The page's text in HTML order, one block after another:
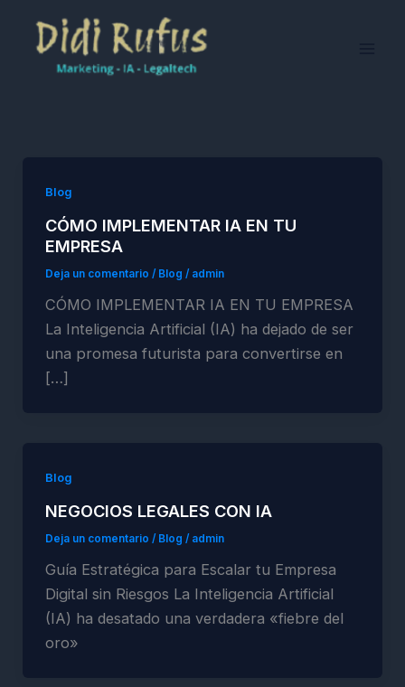
contenido
Blog
CÓMO IMPLEMENTAR IA EN TU
EMPRESA
Deja un comentario / Blog / admin
CÓMO IMPLEMENTAR IA EN TU EMPRESA
La Inteligencia Artificial (IA) ha dejado de ser
una promesa futurista para convertirse en
[…]
Blog
NEGOCIOS LEGALES CON IA
Deja un comentario / Blog / admin
Guía Estratégica para Escalar tu Empresa
Digital sin Riesgos La Inteligencia Artificial
(IA) ha desatado una verdadera «fiebre del
oro»